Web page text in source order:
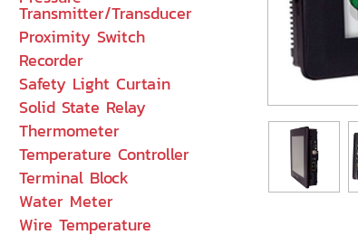
Transmitter/Transducer
Proximity Switch
Recorder
Safety Light Curtain
Solid State Relay
Thermometer
Temperature Controller
Terminal Block
Water Meter
Wire Temperature